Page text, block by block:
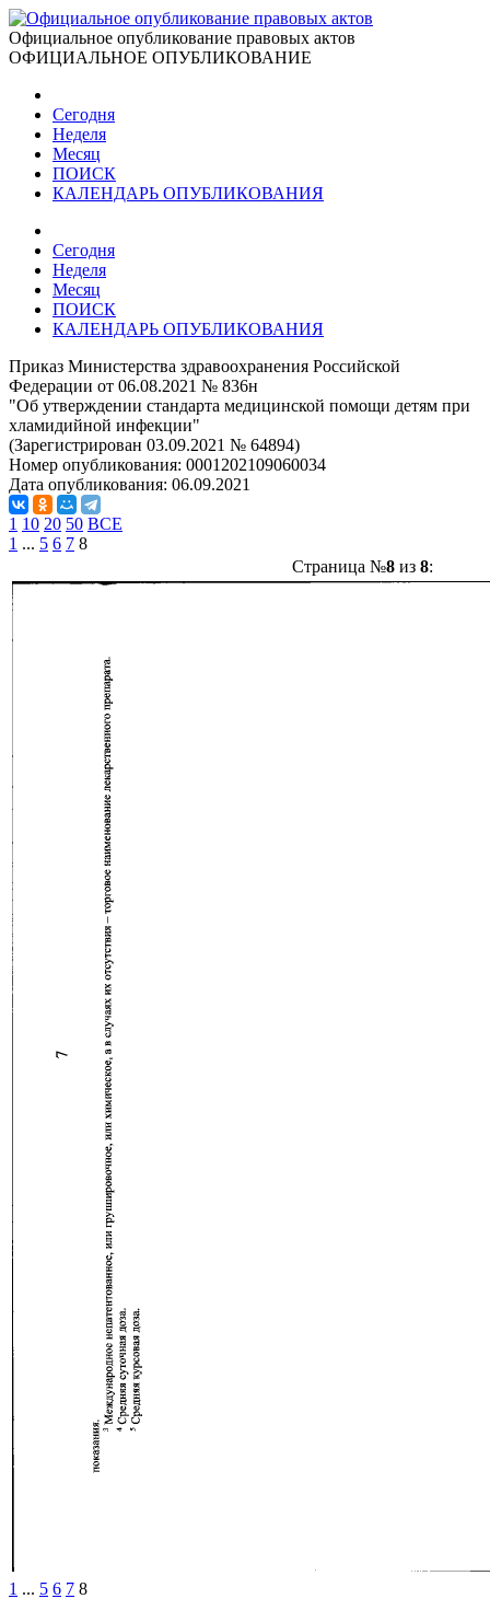
Официальное опубликование правовых актов
ОФИЦИАЛЬНОЕ ОПУБЛИКОВАНИЕ
Сегодня
Неделя
Месяц
ПОИСК
КАЛЕНДАРЬ ОПУБЛИКОВАНИЯ
Сегодня
Неделя
Месяц
ПОИСК
КАЛЕНДАРЬ ОПУБЛИКОВАНИЯ
Приказ Министерства здравоохранения Российской
Федерации от 06.08.2021 № 836н
"Об утверждении стандарта медицинской помощи детям при
хламидийной инфекции"
(Зарегистрирован 03.09.2021 № 64894)
Номер опубликования: 0001202109060034
Дата опубликования: 06.09.2021
1 10 20 50 ВСЕ
1 ... 5 6 7 8
Страница №8из 8:
1 ... 5 6 7 8